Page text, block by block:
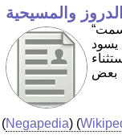
والمسيحية
“العلاقة بين الموحدون الدروز والمسيحية اتسمت
يسود
(Negapedia) (